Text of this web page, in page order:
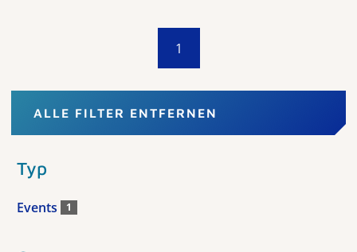
1
ALLE FILTER ENTFERNEN
Typ
Events 1